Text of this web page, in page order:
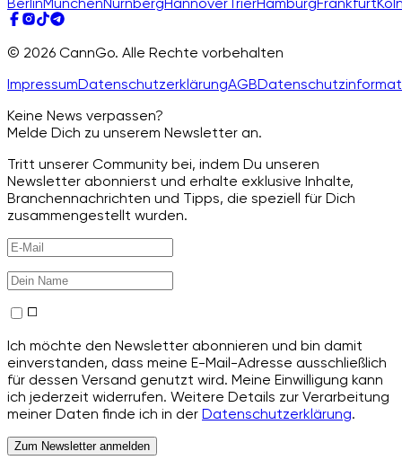
BerlinMünchenNürnbergHannover TrierHamburgFrankfurt
© 2026 CannGo. Alle Rechte vorbehalten
ImpressumDatenschutzerklärungAGB
Keine News verpassen?
Melde Dich zu unserem Newsletter an.
Tritt unserer Community bei, indem Du unseren
Newsletter abonnierst und erhalte exklusive Inhalte,
Branchennachrichten und Tipps, die speziell für Dich
zusammengestellt wurden.
Ich möchte den Newsletter abonnieren und bin damit
einverstanden, dass meine E-Mail-Adresse ausschließlich
für dessen Versand genutzt wird. Meine Einwilligung kann
ich jederzeit widerrufen. Weitere Details zur Verarbeitung
meiner Daten finde ich in der Datenschutzerklärung.
Zum Newsletter anmelden